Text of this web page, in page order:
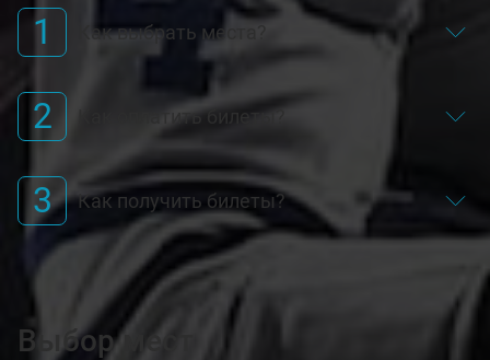
1 Как выбрать места?
2 Как оплатить билеты?
3 Как получить билеты?
Выбор мест